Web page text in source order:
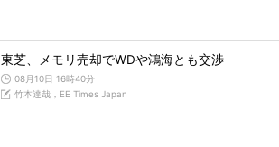
東芝、メモリ売却でWDや鴻海とも交渉
08月10日 16時40分
竹本達哉，EE Times Japan